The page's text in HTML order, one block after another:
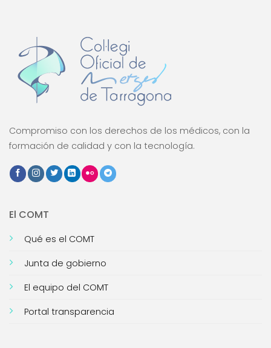
Compromiso con los derechos de los médicos, con la
formación de calidad y con la tecnología.
El COMT
Qué es el COMT
Junta de gobierno
El equipo del COMT
Portal transparencia